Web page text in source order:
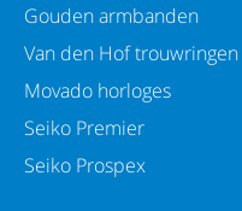
Gouden armbanden
Van den Hof trouwringen
Movado horloges
Seiko Premier
Seiko Prospex